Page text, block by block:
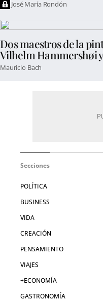
José María Rondón
Dos maestros de la
Vilhelm Hammershøi
Mauricio Bach
Secciones
POLÍTICA
BUSINESS
VIDA
CREACIÓN
PENSAMIENTO
VIAJES
+ECONOMÍA
GASTRONOMÍA